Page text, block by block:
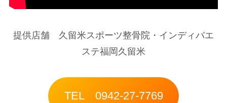
提供店舗 久留米スポーツ整骨院・インディバエ
ステ福岡久留米
TEL 0942-27-7769